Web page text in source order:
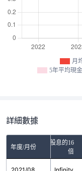
月
5年平均現
詳細數據
年度/月份
5年平均現金股息的16
倍